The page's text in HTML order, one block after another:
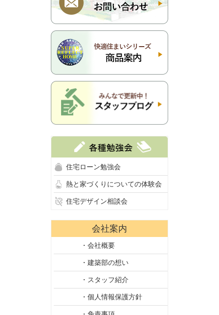
住宅ローン勉強会
熱と家づくりについての体験会
住宅デザイン相談会
会社案内
・会社概要
・建築部の想い
・スタッフ紹介
・個人情報保護方針